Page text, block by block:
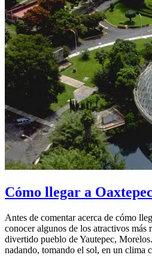
Cómo llegar a Oaxtepec
Antes de comentar acerca de cómo
conocer algunos de los atractivos más
divertido pueblo de Yautepec,
nadando, tomando el sol, en un clima